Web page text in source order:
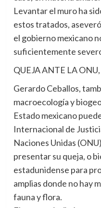
Levantar el muro ha
estos tratados,
el gobierno mexicano
suficientemente
QUEJA ANTE LA
Gerardo Ceballos,
macroecología y
Estado mexicano
Internacional de
Naciones Unidas
presentar su queja, o
estadunidense para
amplias donde no hay
fauna y flora.